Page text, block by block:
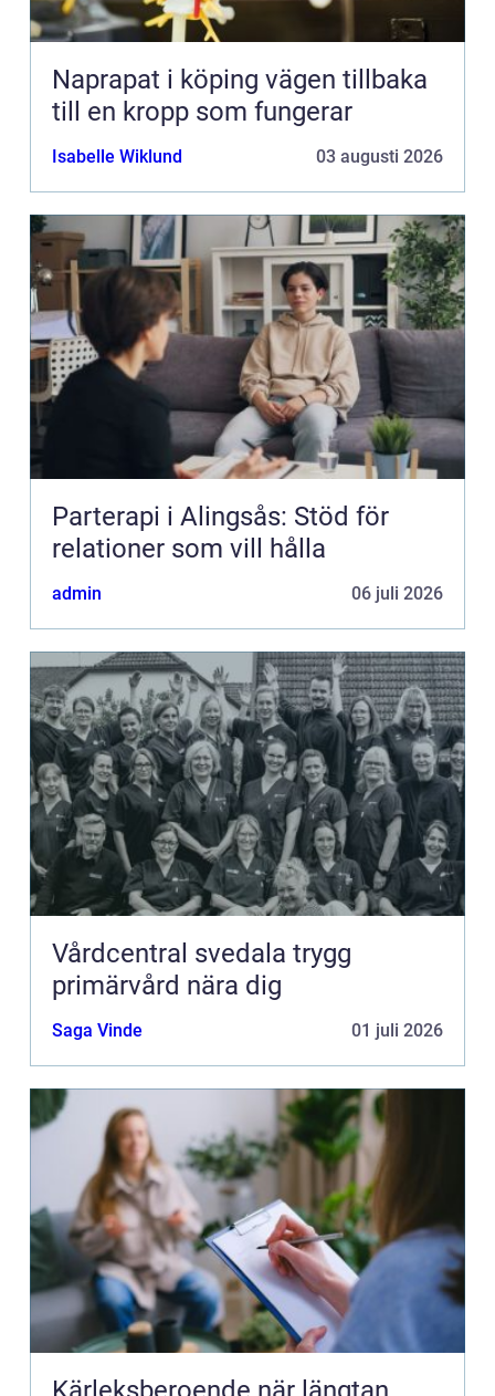
Naprapat i köping vägen tillbaka
till en kropp som fungerar
Isabelle Wiklund 03 augusti 2026
Parterapi i Alingsås: Stöd för
relationer som vill hålla
admin 06 juli 2026
Vårdcentral svedala trygg
primärvård nära dig
Saga Vinde 01 juli 2026